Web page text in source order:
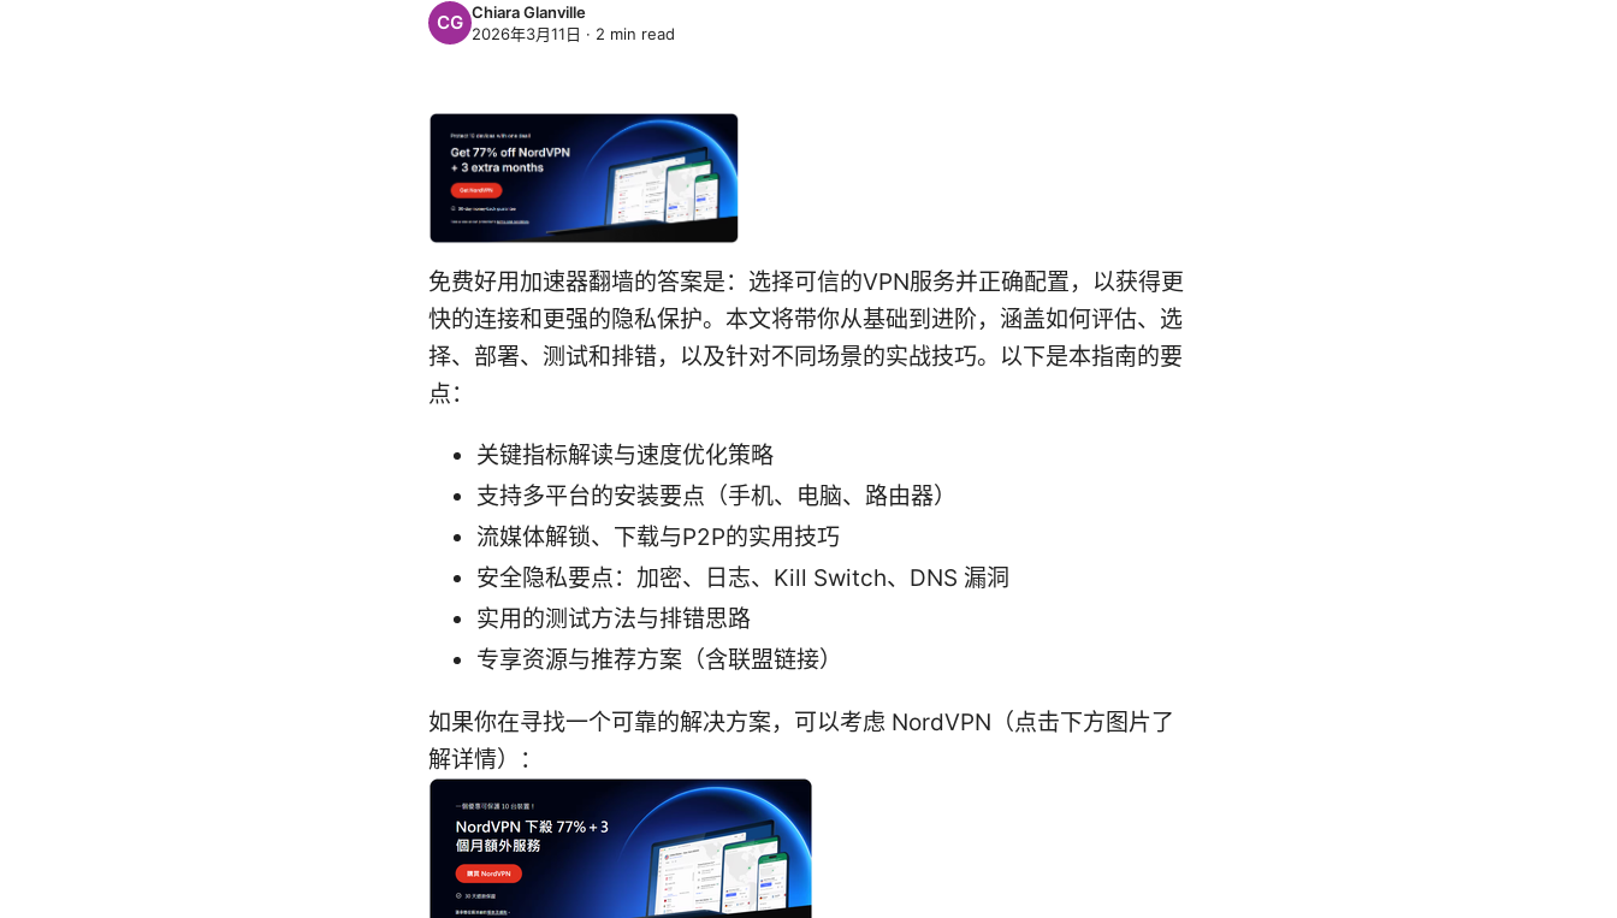
Chiara Glanville
2026年3月11日 · 2 min read
免费好用加速器翻墙的答案是：选择可信的VPN服务并正确配置，以获得更
快的连接和更强的隐私保护。本文将带你从基础到进阶，涵盖如何评估、选
择、部署、测试和排错，以及针对不同场景的实战技巧。以下是本指南的要
点：
关键指标解读与速度优化策略
支持多平台的安装要点（手机、电脑、路由器）
流媒体解锁、下载与P2P的实用技巧
安全隐私要点：加密、日志、Kill Switch、DNS 漏洞
实用的测试方法与排错思路
专享资源与推荐方案（含联盟链接）
如果你在寻找一个可靠的解决方案，可以考虑 NordVPN（点击下方图片了
解详情）：